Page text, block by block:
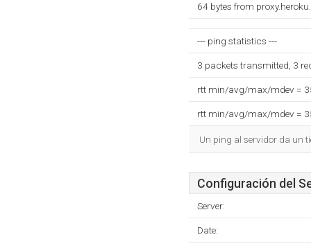
64 bytes from
--- ping statistics ---
3 packets transmitted, 3
rtt min/avg/max/mdev =
rtt min/avg/max/mdev =
Un ping al servidor da un
Configuración del
Server:
Date: